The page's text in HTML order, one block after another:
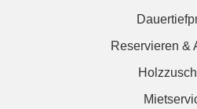
Reservieren &